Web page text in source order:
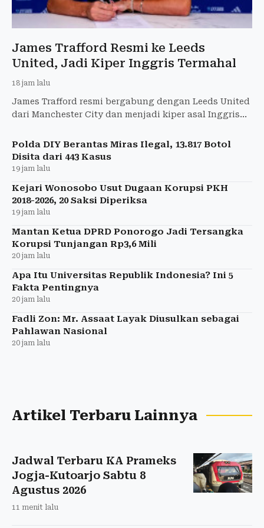
James Trafford Resmi ke Leeds
United, Jadi Kiper Inggris Termahal
18 jam lalu
James Trafford resmi bergabung dengan Leeds United
dari Manchester City dan menjadi kiper asal Inggris
Polda DIY Berantas Miras Ilegal, 13.817 Botol
Disita dari 443 Kasus
19 jam lalu
Kejari Wonosobo Usut Dugaan Korupsi PKH
2018-2026, 20 Saksi Diperiksa
19 jam lalu
Mantan Ketua DPRD Ponorogo Jadi Tersangka
Korupsi Tunjangan Rp3,6 Mili
20 jam lalu
Apa Itu Universitas Republik Indonesia? Ini 5
Fakta Pentingnya
20 jam lalu
Fadli Zon: Mr. Assaat Layak Diusulkan sebagai
Pahlawan Nasional
20 jam lalu
Artikel Terbaru Lainnya
Jadwal Terbaru KA Prameks
Jogja-Kutoarjo Sabtu 8
Agustus 2026
11 menit lalu